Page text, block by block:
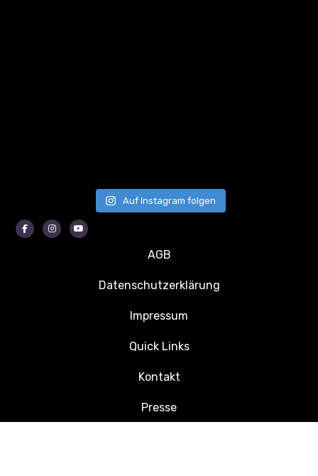
Auf Instagram folgen
FacebookInstagram
AGB
Datenschutzerklärung
Impressum
Quick Links
Kontakt
Presse